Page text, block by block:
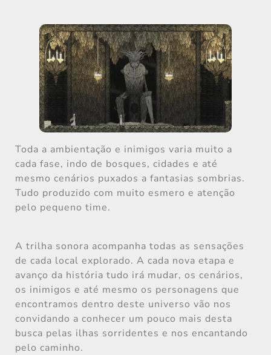
Toda a ambientação e inimigos varia muito a
cada fase, indo de bosques, cidades e até
mesmo cenários puxados a fantasias sombrias.
Tudo produzido com muito esmero e atenção
pelo pequeno time.
A trilha sonora acompanha todas as sensações
de cada local explorado. A cada nova etapa e
avanço da história tudo irá mudar, os cenários,
os inimigos e até mesmo os personagens que
encontramos dentro deste universo vão nos
convidando a conhecer um pouco mais desta
busca pelas ilhas sorridentes e nos encantando
pelo caminho.